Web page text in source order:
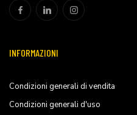
INFORMAZIONI
Condizioni generali di vendita
Condizioni generali d'uso